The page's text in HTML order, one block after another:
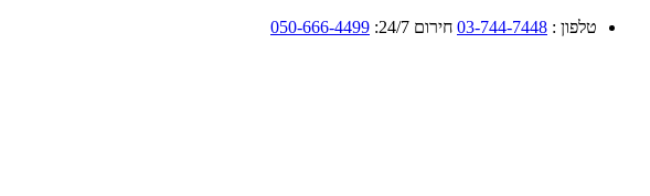
טלפון : 03-744-7448 חירום 24/7: 050-666-4499